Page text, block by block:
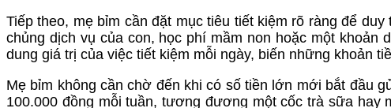
Tiếp theo, mẹ bỉm cần đặt mục tiêu tiết kiệm rõ ràng để
chủng dịch vụ của con, học phí mầm non hoặc một
dung giá trị của việc tiết kiệm mỗi ngày, biến những khoản
Mẹ bỉm không cần chờ đến khi có số tiền lớn mới bắt đầu
100.000 đồng mỗi tuần, tương đương một cốc trà sữa